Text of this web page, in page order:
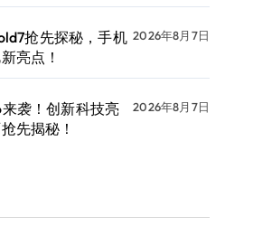
抢先探秘，手机
亮点！
2026年8月7日
袭！创新科技亮
先揭秘！
2026年8月7日